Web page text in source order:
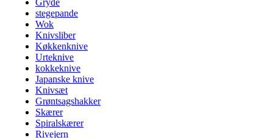
Gryde
stegepande
Wok
Knivsliber
Køkkenknive
Urteknive
kokkeknive
Japanske knive
Knivsæt
Grøntsagshakker
Skærer
Spiralskærer
Rivejern